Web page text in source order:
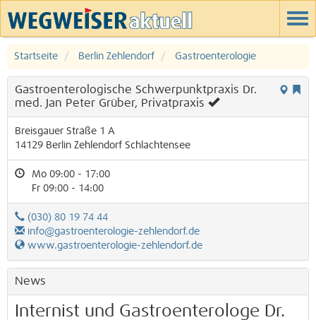
Startseite Berlin Zehlendorf Gastroenterologie
Gastroenterologische Schwerpunktpraxis Dr.
med. Jan Peter Grüber, Privatpraxis
Breisgauer Straße 1 A
14129 Berlin Zehlendorf Schlachtensee
Mo 09:00 - 17:00
Fr 09:00 - 14:00
(030) 80 19 74 44
info@gastroenterologie-zehlendorf.de
www.gastroenterologie-zehlendorf.de
News
Internist und Gastroenterologe Dr.